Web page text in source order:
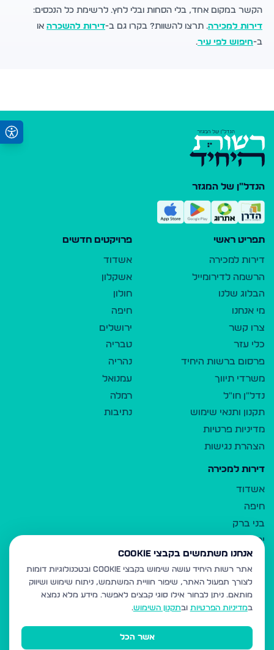
הקשר במקום אחד, בלי הסחות ובלי לחץ. לרשימת כל הנכסים:
דירות למכירה. תרצו להשוות? בקרו גם ב-דירות להשכרה או
ב-חיפוש לפי עיר.
הנדל"ן של המגזר
תפריט ראשי
דירות למכירה
הרשמה לדירומייל
הבלוג שלנו
מי אנחנו
צרו קשר
כלי עזר
פרסום ברשות היחיד
משרדי תיווך
נדל"ן חו"ל
תקנון ותנאי שימוש
מדיניות פרטיות
הצהרת נגישות
פרויקטים חדשים
אשדוד
אשקלון
חולון
חיפה
ירושלים
טבריה
נהריה
עמנואל
רמלה
נתיבות
דירות למכירה
אשדוד
חיפה
בני ברק
ירושלים
אלעד
גבעת זאב
בית שמש
רכסים
מודיעין עילית
אנחנו משתמשים בקבצי Cookie
אתר רשות היחיד עושה שימוש בקבצי Cookie ובטכנולוגיות דומות
לצורך תפעול האתר, שיפור חוויית המשתמש, ניתוח שימוש ושיווק
מותאם. ניתן לבחור אילו סוגי קבצים לאפשר. מידע מלא נמצא
במדיניות הפרטיות ובתקנון השימוש.
אשר הכל